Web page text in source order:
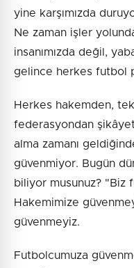
yine karşımızda
Ne zaman işler
insanımızda değil,
gelince herkes futbol
Herkes hakemden,
federasyondan
alma zamanı
güvenmiyor. Bugün
biliyor musunuz? "Biz
Hakemimize
güvenmeyiz.
Futbolcumuza